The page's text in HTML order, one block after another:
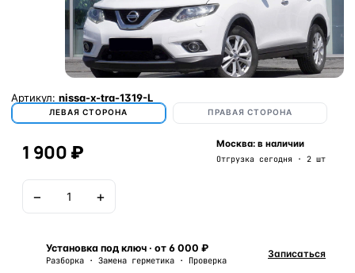
Артикул: nissa-x-tra-1319-L
ЛЕВАЯ СТОРОНА ПРАВАЯ СТОРОНА
1 900 ₽ Москва: в наличии
Отгрузка сегодня · 2 шт
− +
Установка под ключ · от 6 000 ₽
Разборка · Замена герметика · Проверка
Записаться